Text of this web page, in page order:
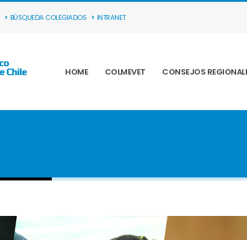
BÚSQUEDA COLEGIADOS INTRANET
HOME COLMEVET CONSEJOS